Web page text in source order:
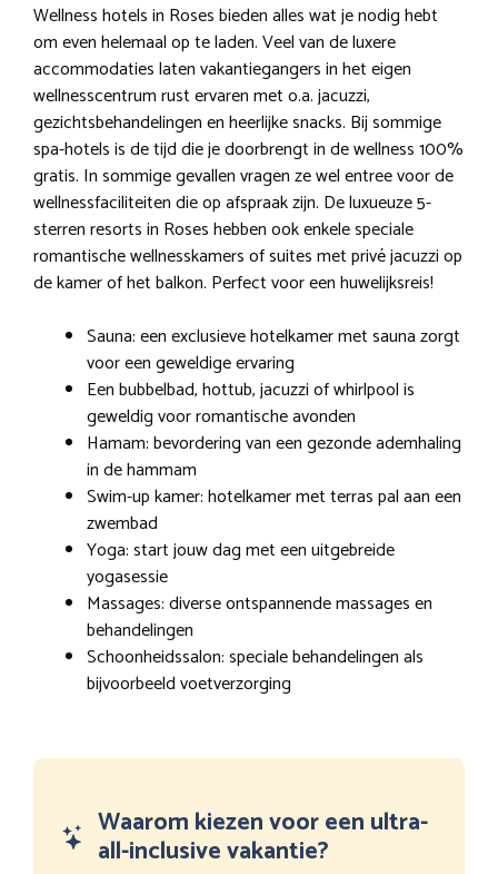
Wellness hotels in Roses bieden alles wat je nodig hebt
om even helemaal op te laden. Veel van de luxere
accommodaties laten vakantiegangers in het eigen
wellnesscentrum rust ervaren met o.a. jacuzzi,
gezichtsbehandelingen en heerlijke snacks. Bij sommige
spa-hotels is de tijd die je doorbrengt in de wellness 100%
gratis. In sommige gevallen vragen ze wel entree voor de
wellnessfaciliteiten die op afspraak zijn. De luxueuze 5-
sterren resorts in Roses hebben ook enkele speciale
romantische wellnesskamers of suites met privé jacuzzi op
de kamer of het balkon. Perfect voor een huwelijksreis!
Sauna: een exclusieve hotelkamer met sauna zorgt
voor een geweldige ervaring
Een bubbelbad, hottub, jacuzzi of whirlpool is
geweldig voor romantische avonden
Hamam: bevordering van een gezonde ademhaling
in de hammam
Swim-up kamer: hotelkamer met terras pal aan een
zwembad
Yoga: start jouw dag met een uitgebreide
yogasessie
Massages: diverse ontspannende massages en
behandelingen
Schoonheidssalon: speciale behandelingen als
bijvoorbeeld voetverzorging
Waarom kiezen voor een ultra-
all-inclusive vakantie?